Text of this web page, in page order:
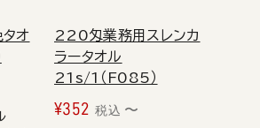
オ
220匁業務用スレンカ
ラータオル
21s/1（F085）
¥352 税込 〜